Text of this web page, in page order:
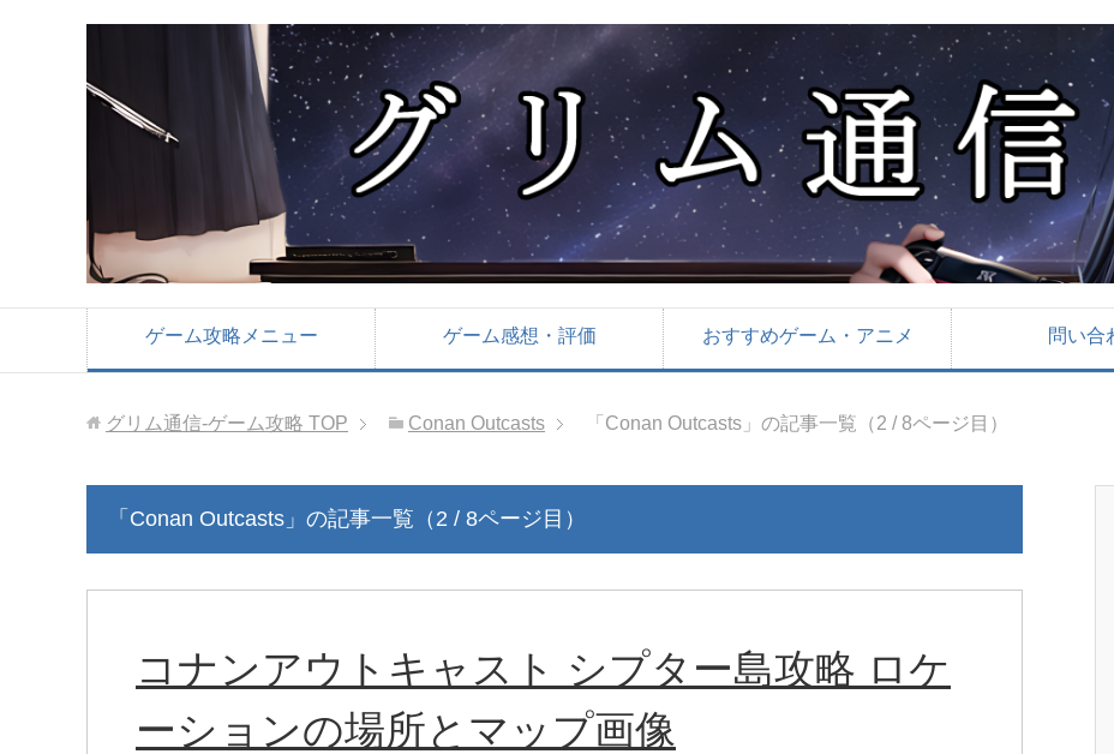
ゲーム攻略メニュー ゲーム感想・評価 おすすめゲーム・アニメ 問い合
グリム通信-ゲーム攻略 TOP Conan Outcasts 「Conan Outcasts」の記事一覧（2 / 8ページ目）
「Conan Outcasts」の記事一覧（2 / 8ページ目）
コナンアウトキャスト シプター島攻略 ロケ
ーションの場所とマップ画像